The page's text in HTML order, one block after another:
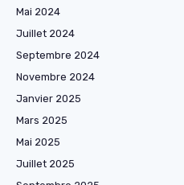
Mai 2024
Juillet 2024
Septembre 2024
Novembre 2024
Janvier 2025
Mars 2025
Mai 2025
Juillet 2025